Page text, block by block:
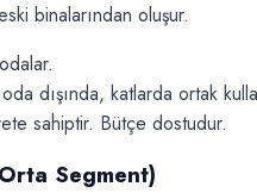
binalarından oluşur.
dışında, katlarda ortak
sahiptir. Bütçe dostudur.
Segment)